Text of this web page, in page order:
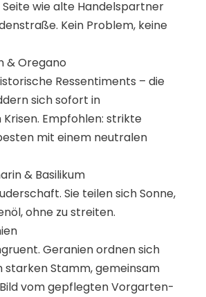
Seite wie alte Handelspartner
Kein Problem, keine
& Oregano
Ressentiments – die
sich sofort in
Empfohlen: strikte
mit einem neutralen
& Basilikum
Sie teilen sich Sonne,
ohne zu streiten.
Geranien ordnen sich
starken Stamm, gemeinsam
vom gepflegten Vorgarten-